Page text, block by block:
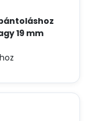
19 mm